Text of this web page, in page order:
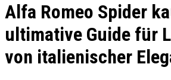
Alfa Romeo Spider
ultimative Guide für
von italienischer